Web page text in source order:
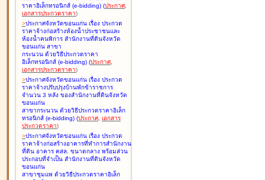
ราคาอิเล็กทรอนิกส์ (e-bidding) (ประกาศ,
เอกสารประกวดราคา)
>ประกาศจังหวัดขอนแก่น เรื่อง ประกวด
ราคาจ้างก่อสร้างห้องน้ำประชาชนและ
ห้องน้ำคนพิการ สำนักงานที่ดินจังหวัด
ขอนแก่น สาขา
กระนวน ด้วยวิธีประกวดราคา
อิเล็กทรอนิกส์ (e-bidding) (ประกาศ,
เอกสารประกวดราคา)
>ประกาศจังหวัดขอนแก่น เรื่อง ประกวด
ราคาจ้างปรับปรุงบ้านพักข้าราชการ
จำนวน 3 หลัง ของสำนักงานที่ดินจังหวัด
ขอนแก่น
สาขากระนวน ด้วยวิธีประกวดราคาอิเล็ก
ทรอนิกส์ (e-bidding) (ประกาศ, เอกสาร
ประกวดราคา)
>ประกาศจังหวัดขอนแก่น เรื่อง ประกวด
ราคาจ้างก่อสร้างอาคารที่ทำการสำนักงาน
ที่ดิน อาคาร คสล. ขนาดกลาง พร้อมส่วน
ประกอบที่จำเป็น สำนักงานที่ดินจังหวัด
ขอนแก่น
สาขาชุมแพ ด้วยวิธีประกวดราคาอิเล็ก